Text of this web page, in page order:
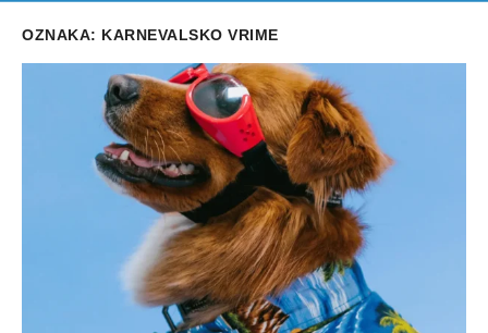
OZNAKA: KARNEVALSKO VRIME